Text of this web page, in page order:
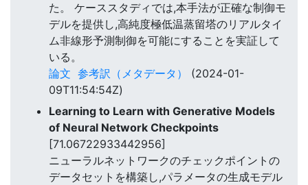
た。 ケーススタディでは,本手法が正確な制御モ
デルを提供し,高純度極低温蒸留塔のリアルタイ
ム非線形予測制御を可能にすることを実証して
いる。
論文 参考訳（メタデータ）
(2024-01-
09T11:54:54Z)
Learning to Learn with Generative Models
of Neural Network Checkpoints
[71.06722933442956]
ニューラルネットワークのチェックポイントの
データセットを構築し,パラメータの生成モデル